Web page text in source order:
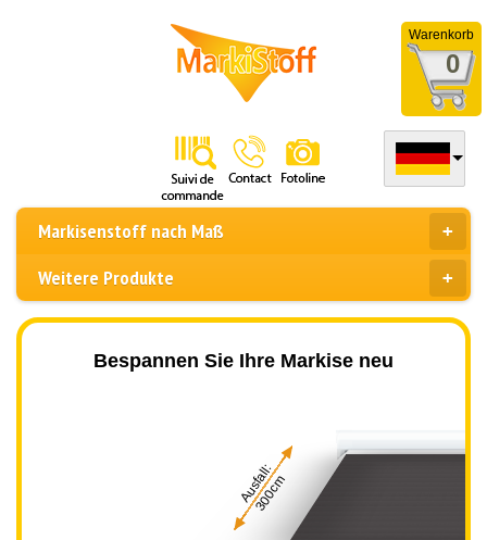
Warenkorb
0
Markisenstoff nach Maß
Weitere Produkte
Bespannen Sie Ihre Markise neu
Ausfall:
300cm